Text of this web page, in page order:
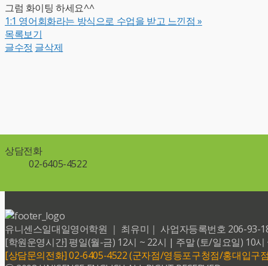
그럼 화이팅 하세요^^
1:1 영어회화라는 방식으로 수업을 받고 느낀점 »
목록보기
글수정 글삭제
상담전화
02-6405-4522
유니센스일대일영어학원 ｜ 최유미｜ 사업자등록번호 206-93-
[학원운영시간] 평일(월-금) 12시 ~ 22시 | 주말 (토/일요일) 10시
[상담문의전화] 02-6405-4522 (군자점/영등포구청점/홍대입구